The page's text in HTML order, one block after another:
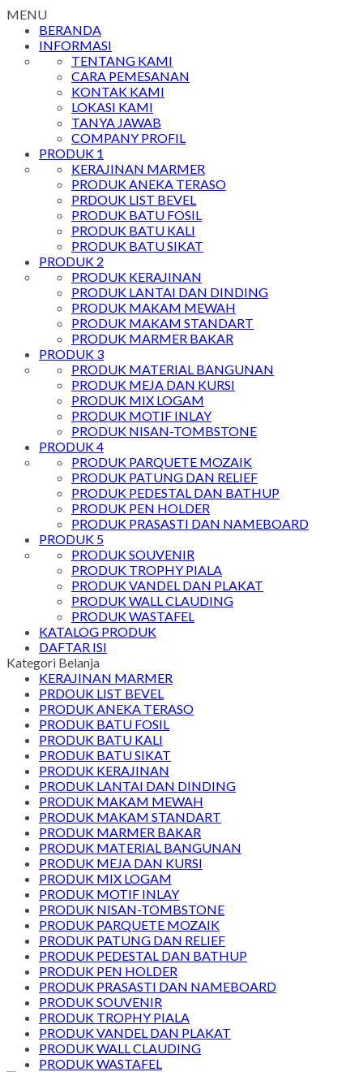
MENU
BERANDA
INFORMASI
TENTANG KAMI
CARA PEMESANAN
KONTAK KAMI
LOKASI KAMI
TANYA JAWAB
COMPANY PROFIL
PRODUK 1
KERAJINAN MARMER
PRODUK ANEKA TERASO
PRDOUK LIST BEVEL
PRODUK BATU FOSIL
PRODUK BATU KALI
PRODUK BATU SIKAT
PRODUK 2
PRODUK KERAJINAN
PRODUK LANTAI DAN DINDING
PRODUK MAKAM MEWAH
PRODUK MAKAM STANDART
PRODUK MARMER BAKAR
PRODUK 3
PRODUK MATERIAL BANGUNAN
PRODUK MEJA DAN KURSI
PRODUK MIX LOGAM
PRODUK MOTIF INLAY
PRODUK NISAN-TOMBSTONE
PRODUK 4
PRODUK PARQUETE MOZAIK
PRODUK PATUNG DAN RELIEF
PRODUK PEDESTAL DAN BATHUP
PRODUK PEN HOLDER
PRODUK PRASASTI DAN NAMEBOARD
PRODUK 5
PRODUK SOUVENIR
PRODUK TROPHY PIALA
PRODUK VANDEL DAN PLAKAT
PRODUK WALL CLAUDING
PRODUK WASTAFEL
KATALOG PRODUK
DAFTAR ISI
Kategori Belanja
KERAJINAN MARMER
PRDOUK LIST BEVEL
PRODUK ANEKA TERASO
PRODUK BATU FOSIL
PRODUK BATU KALI
PRODUK BATU SIKAT
PRODUK KERAJINAN
PRODUK LANTAI DAN DINDING
PRODUK MAKAM MEWAH
PRODUK MAKAM STANDART
PRODUK MARMER BAKAR
PRODUK MATERIAL BANGUNAN
PRODUK MEJA DAN KURSI
PRODUK MIX LOGAM
PRODUK MOTIF INLAY
PRODUK NISAN-TOMBSTONE
PRODUK PARQUETE MOZAIK
PRODUK PATUNG DAN RELIEF
PRODUK PEDESTAL DAN BATHUP
PRODUK PEN HOLDER
PRODUK PRASASTI DAN NAMEBOARD
PRODUK SOUVENIR
PRODUK TROPHY PIALA
PRODUK VANDEL DAN PLAKAT
PRODUK WALL CLAUDING
PRODUK WASTAFEL